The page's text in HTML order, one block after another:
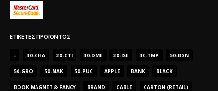
ΕΤΙΚΈΤΕΣ ΠΡΟΪΌΝΤΟΣ
- 30-CHA 30-CTI 30-DME 30-ISE 30-TMP 50-BGN
50-GRO 50-MAK 50-PUC APPLE BANK BLACK
BOOK MAGNET & FANCY BRAND CABLE CARTON (RETAIL)